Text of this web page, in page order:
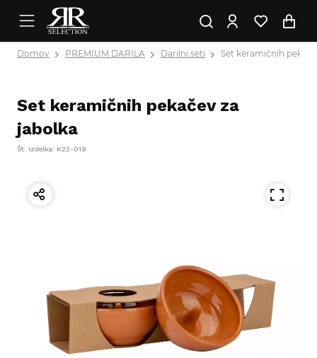
Domov PREMIUM DARILA Darilni seti Set keramičnih
Set keramičnih pekačev za
jabolka
Št. izdelka: K22-019